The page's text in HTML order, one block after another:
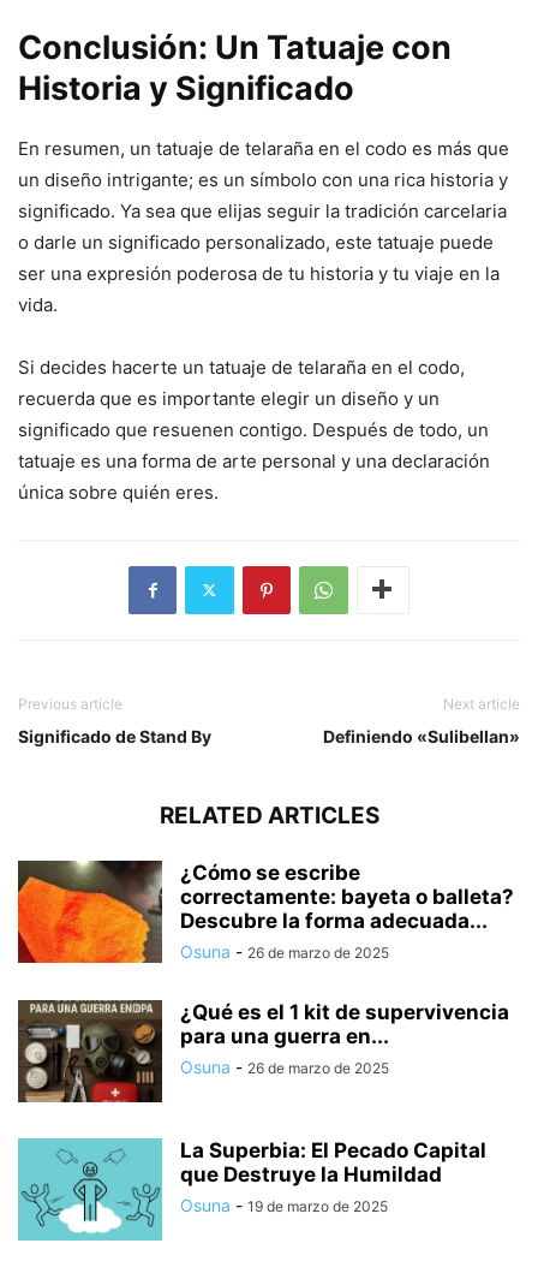
Conclusión: Un Tatuaje con
Historia y Significado
En resumen, un tatuaje de telaraña en el codo es más que
un diseño intrigante; es un símbolo con una rica historia y
significado. Ya sea que elijas seguir la tradición carcelaria
o darle un significado personalizado, este tatuaje puede
ser una expresión poderosa de tu historia y tu viaje en la
vida.
Si decides hacerte un tatuaje de telaraña en el codo,
recuerda que es importante elegir un diseño y un
significado que resuenen contigo. Después de todo, un
tatuaje es una forma de arte personal y una declaración
única sobre quién eres.
Previous article
Significado de Stand By
Next article
Definiendo «Sulibellan»
RELATED ARTICLES
¿Cómo se escribe
correctamente: bayeta o balleta?
Descubre la forma adecuada...
Osuna - 26 de marzo de 2025
¿Qué es el 1 kit de supervivencia
para una guerra en...
Osuna - 26 de marzo de 2025
La Superbia: El Pecado Capital
que Destruye la Humildad
Osuna - 19 de marzo de 2025